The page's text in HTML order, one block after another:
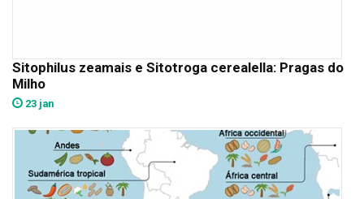
Sitophilus zeamais e Sitotroga cerealella: Pragas do
Milho
23 jan